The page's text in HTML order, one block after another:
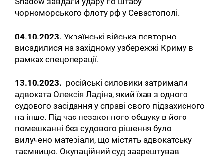
чорноморського флоту рф у Севастополі.
04.10.2023. Українські війська повторно
висадилися на західному узбережжі Криму в
рамках спецоперації.
13.10.2023. російські силовики затримали
адвоката Олексія Ладіна, який їхав з одного
судового засідання у справі свого підзахисного
на інше. Під час незаконного обшуку в його
помешканні без судового рішення було
вилучено матеріали, що містять адвокатську
таємницю. Окупаційний суд заарештував